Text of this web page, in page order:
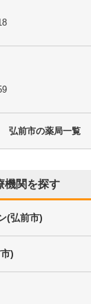
弘前市の薬局一覧
機関を探す
(弘前市)
)